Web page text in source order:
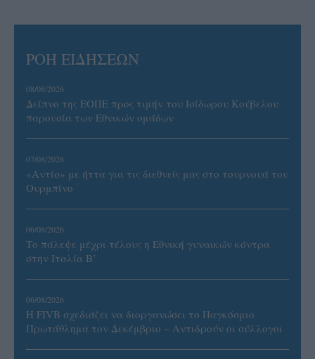
ΡΟΗ ΕΙΔΗΣΕΩΝ
08/08/2026
Δείπνο της ΕΟΠΕ προς τιμήν του Ισίδωρου Κούβελου
παρουσία των Εθνικών ομάδων
07/08/2026
«Αντίο» με ήττα για τις διεθνείς μας στο τουρνουά του
Ουρμπίνο
06/08/2026
Το πάλεψε μέχρι τέλους η Εθνική γυναικών κόντρα
στην Ιταλία Β’
06/08/2026
Η FIVB σχεδιάζει να διοργανώσει το Παγκόσμιο
Πρωτάθλημα τον Δεκέμβριο – Αντιδρούν οι σύλλογοι